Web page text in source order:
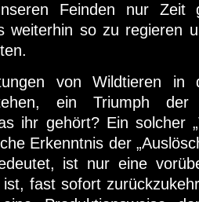
Feinden nur
weiterhin so zu regieren
von Wildtieren in
ein Triumph
ihr gehört? Ein solcher
Erkenntnis der
ist nur eine
fast sofort